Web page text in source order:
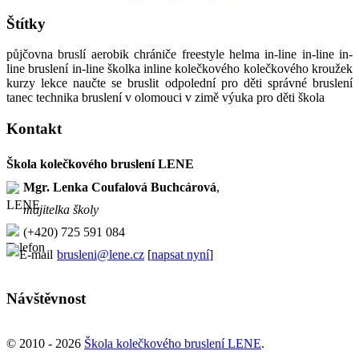
Štítky
půjčovna bruslí aerobik chrániče freestyle helma in-line in-line in-
line bruslení in-line školka inline kolečkového kolečkového kroužek
kurzy lekce naučte se bruslit odpolední pro děti správné bruslení
tanec technika bruslení v olomouci v zimě výuka pro děti škola
Kontakt
Škola kolečkového bruslení LENE
Mgr. Lenka Coufalová Buchcárová,
majitelka školy
(+420) 725 591 084
brusleni@lene.cz [napsat nyní]
Návštěvnost
© 2010 - 2026 Škola kolečkového bruslení LENE.